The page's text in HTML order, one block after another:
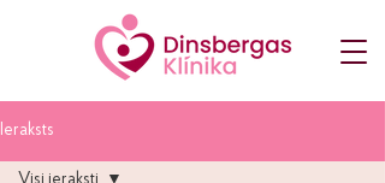
Ieraksts